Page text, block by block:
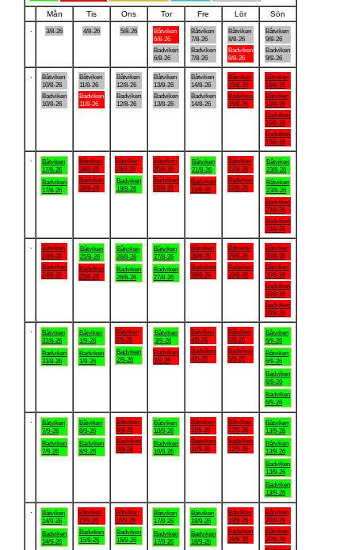
Mån Tis Ons Tor Fre Lör
Sön
3/8-26 4/8-26 5/8-26
Båtviken
6/8-26
Badviken
6/8-26
Båtviken
7/8-26
Badviken
7/8-26
Båtviken
8/8-26
Badviken
8/8-26
Båtviken
9/8-26
Badviken
9/8-26
Båtviken
10/8-26
Badviken
10/8-26
Båtviken
11/8-26
Badviken
11/8-26
Båtviken
12/8-26
Badviken
12/8-26
Båtviken
13/8-26
Badviken
13/8-26
Båtviken
14/8-26
Badviken
14/8-26
Båtviken
15/8-26
Badviken
15/8-26
Båtviken
16/8-26
Båtviken
16/8-26
Badviken
16/8-26
Badviken
16/8-26
Båtviken
17/8-26
Badviken
17/8-26
Båtviken
18/8-26
Badviken
18/8-26
Båtviken
19/8-26
Badviken
19/8-26
Båtviken
20/8-26
Badviken
20/8-26
Båtviken
21/8-26
Badviken
21/8-26
Båtviken
22/8-26
Badviken
22/8-26
Båtviken
23/8-26
Båtviken
23/8-26
Badviken
23/8-26
Badviken
23/8-26
Båtviken
24/8-26
Badviken
24/8-26
Båtviken
25/8-26
Badviken
25/8-26
Båtviken
26/8-26
Badviken
26/8-26
Båtviken
27/8-26
Badviken
27/8-26
Båtviken
28/8-26
Badviken
28/8-26
Båtviken
29/8-26
Badviken
29/8-26
Båtviken
30/8-26
Båtviken
30/8-26
Badviken
30/8-26
Badviken
30/8-26
Båtviken
31/8-26
Badviken
31/8-26
Båtviken
1/9-26
Badviken
1/9-26
Båtviken
2/9-26
Badviken
2/9-26
Båtviken
3/9-26
Badviken
3/9-26
Båtviken
4/9-26
Badviken
4/9-26
Båtviken
5/9-26
Badviken
5/9-26
Båtviken
6/9-26
Båtviken
6/9-26
Badviken
6/9-26
Badviken
6/9-26
Båtviken
7/9-26
Badviken
7/9-26
Båtviken
8/9-26
Badviken
8/9-26
Båtviken
9/9-26
Badviken
9/9-26
Båtviken
10/9-26
Badviken
10/9-26
Båtviken
11/9-26
Badviken
11/9-26
Båtviken
12/9-26
Badviken
12/9-26
Båtviken
13/9-26
Båtviken
13/9-26
Badviken
13/9-26
Badviken
13/9-26
Båtviken
14/9-26
Badviken
14/9-26
Båtviken
15/9-26
Badviken
15/9-26
Båtviken
16/9-26
Badviken
16/9-26
Båtviken
17/9-26
Badviken
17/9-26
Båtviken
18/9-26
Badviken
18/9-26
Båtviken
19/9-26
Badviken
19/9-26
Båtviken
20/9-26
Båtviken
20/9-26